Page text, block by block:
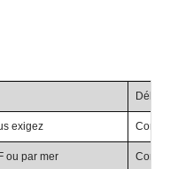
Délai
exigez
ou par mer